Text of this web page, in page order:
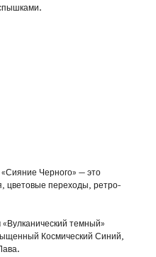
Черного» — это
цветовые переходы, ретро-
темный»
Космический Синий,